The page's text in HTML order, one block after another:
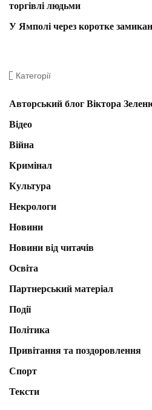
торгівлі людьми
У Ямполі через коротке
Категорії
Авторський блог Віктора
Відео
Війна
Кримінал
Культура
Некрологи
Новини
Новини від читачів
Освіта
Партнерський матеріал
Події
Політика
Привітання та поздоровлення
Спорт
Тексти